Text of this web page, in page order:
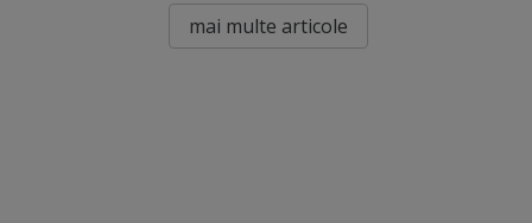
mai multe articole